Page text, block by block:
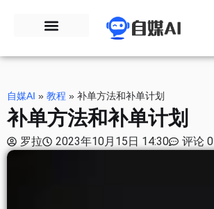
自媒AI » 教程 » 补单方法和补单计划
补单方法和补单计划
罗拉 2023年10月15日 14:30 评论 0